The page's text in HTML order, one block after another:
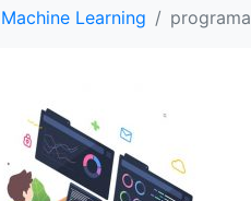
Machine Learning